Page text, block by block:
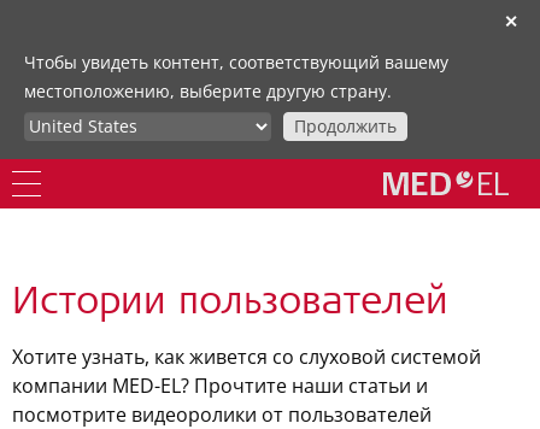
✕
Чтобы увидеть контент, соответствующий вашему
местоположению, выберите другую страну.
Продолжить
Истории пользователей
Хотите узнать, как живется со слуховой системой
компании MED-EL? Прочтите наши статьи и
посмотрите видеоролики от пользователей